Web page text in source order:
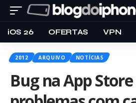
iOS 26 OFERTAS VPN
2012 ARQUIVO NOTÍCIAS
Bug na App